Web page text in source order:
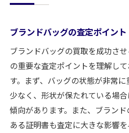
ブランドバッグの査定ポイント
ブランドバッグの買取を成功さ
の重要な査定ポイントを理解し
す。まず、バッグの状態が非常
少なく、形状が保たれている場
傾向があります。また、ブラン
ある証明書も査定に大きな影響